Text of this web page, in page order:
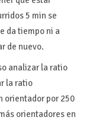
5 min se
da tiempo ni a
de nuevo.
analizar la ratio
la ratio
orientador por 250
orientadores en